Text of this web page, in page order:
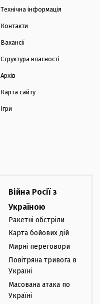
Технічна інформація
Контакти
Вакансії
Структура власності
Архів
Карта сайту
Ігри
Війна Росії з
Україною
Ракетні обстріли
Карта бойових дій
Мирні переговори
Повітряна тривога в
Україні
Масована атака по
Україні